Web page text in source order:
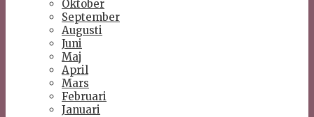
Oktober
September
Augusti
Juni
Maj
April
Mars
Februari
Januari